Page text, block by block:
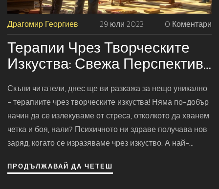
Драгомир Георгиев 29 юли 2023 0 Коментари
Терапии Чрез Творческите
Изкуства: Свежа Перспектива
За Психичното Здраве
Скъпи читатели, днес ще ви разкажа за нещо уникално
- терапиите чрез творческите изкуства! Няма по-добър
начин да се излекуваме от стреса, отколкото да хванем
четка и боя, нали? Психичното ни здраве получава нов
заряд, когато се изразяваме чрез изкуство. А най-
Пикасо, за да се възползвате от тези терапии. И така,
ПРОДЪЛЖАВАЙ ДА ЧЕТЕШ